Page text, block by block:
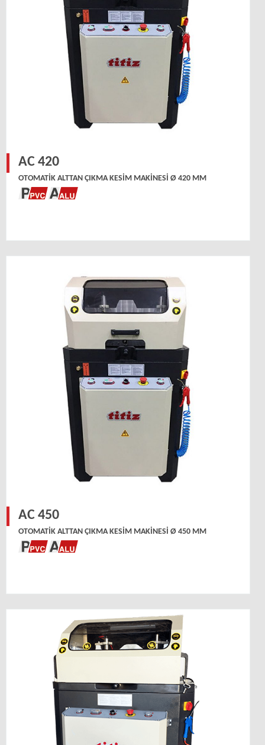
AC 420
OTOMATIK ALTTAN ÇIKMA KESIM MAKINESI Ø 420 MM
AC 450
OTOMATIK ALTTAN ÇIKMA KESIM MAKINESI Ø 450 MM